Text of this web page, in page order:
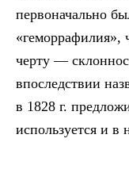
первоначально
«геморрафилия»,
черту —
впоследствии
в 1828 г.
используется и в